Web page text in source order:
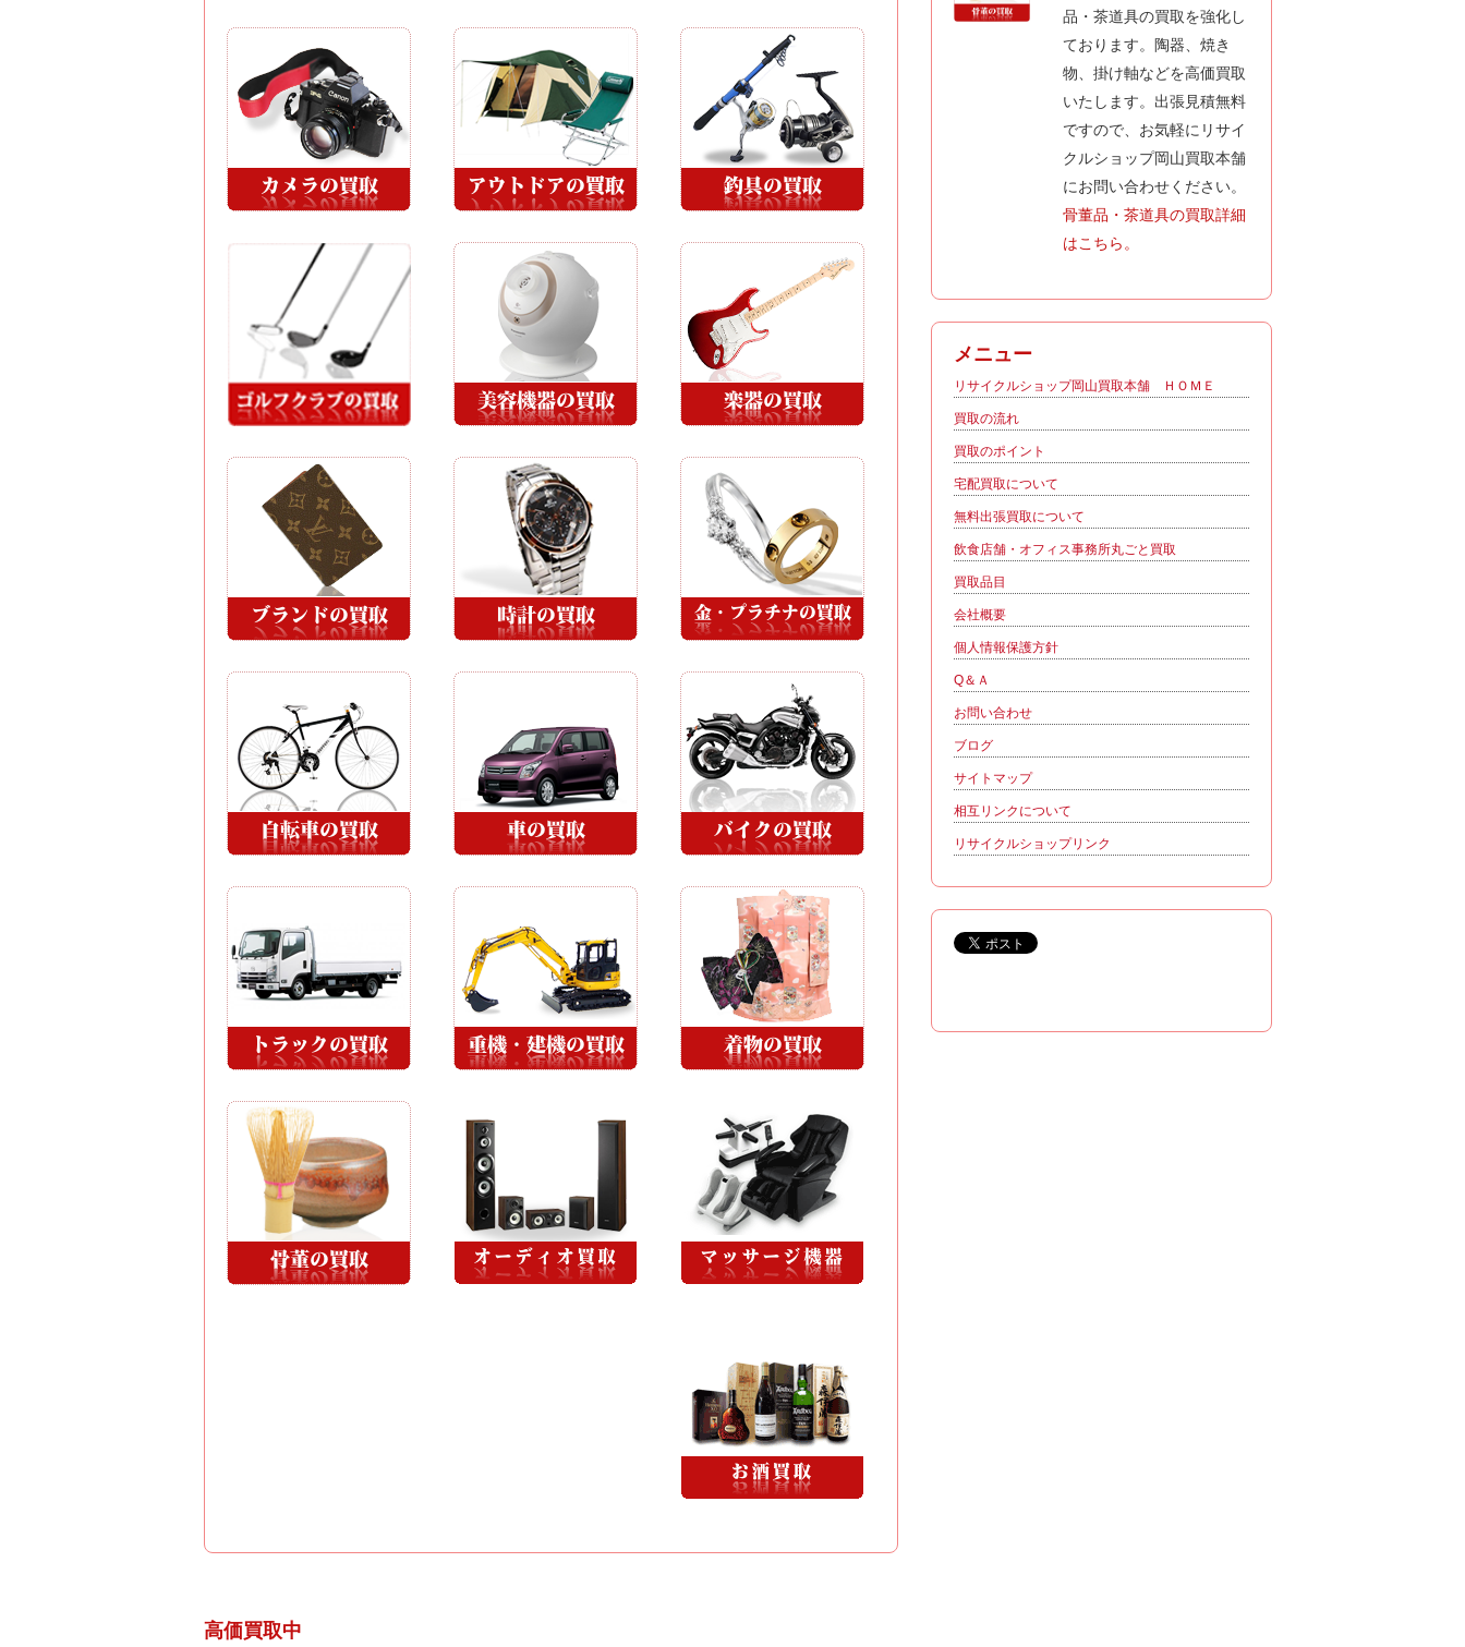
高価買取中
品・茶道具の買取を強化し
ております。陶器、焼き
物、掛け軸などを高価買取
いたします。出張見積無料
ですので、お気軽にリサイ
クルショップ岡山買取本舗
にお問い合わせください。
骨董品・茶道具の買取詳細
はこちら。
メニュー
リサイクルショップ岡山買取本舗 ＨＯＭＥ
買取の流れ
買取のポイント
宅配買取について
無料出張買取について
飲食店舗・オフィス事務所丸ごと買取
買取品目
会社概要
個人情報保護方針
Q＆Ａ
お問い合わせ
ブログ
サイトマップ
相互リンクについて
リサイクルショップリンク